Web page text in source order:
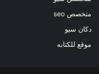
متخصص seo
دكان سيو
موقع للكتابه